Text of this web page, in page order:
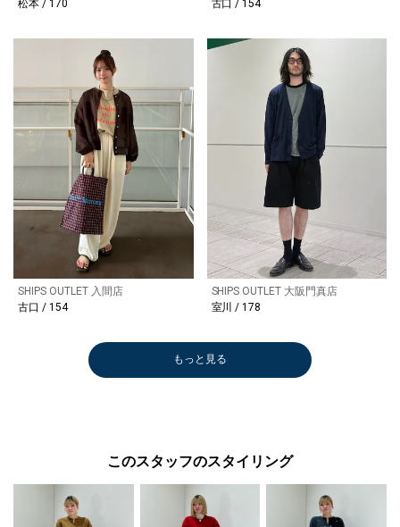
松本 / 170 古口 / 154
SHIPS OUTLET 入間店
古口 / 154
SHIPS OUTLET 大阪門真店
室川 / 178
もっと見る
このスタッフのスタイリング